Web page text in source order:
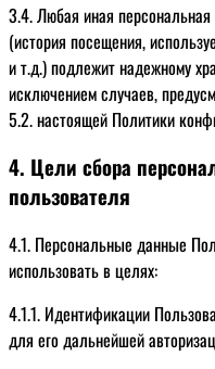
3.4. Любая иная
(история посещения,
и т.д.) подлежит надежному
исключением случаев,
5.2. настоящей Политики
4. Цели сбора
пользователя
4.1. Персональные данные
использовать в целях:
4.1.1. Идентификации
для его дальнейшей